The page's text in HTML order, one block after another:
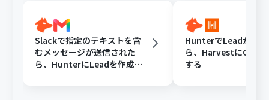
Slackで指定のテキストを含
むメッセージが送信された
ら、HunterにLeadを作成し
HunterでLeadが登
ら、HarvestにClient
する